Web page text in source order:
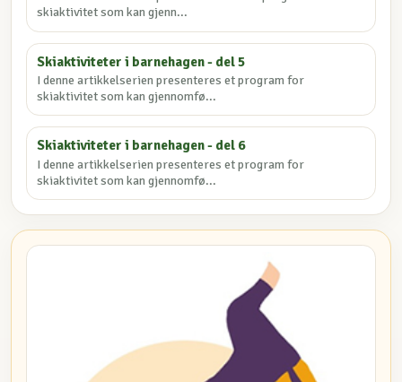
skiaktivitet som kan gjenn...
Skiaktiviteter i barnehagen - del 5
I denne artikkelserien presenteres et program for
skiaktivitet som kan gjennomfø...
Skiaktiviteter i barnehagen - del 6
I denne artikkelserien presenteres et program for
skiaktivitet som kan gjennomfø...